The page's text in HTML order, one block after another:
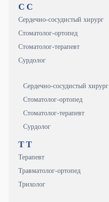
С С
Сердечно-сосудистый хирург
Стоматолог-ортопед
Стоматолог-терапевт
Сурдолог
Сердечно-сосудистый хирург
Стоматолог-ортопед
Стоматолог-терапевт
Сурдолог
Т Т
Терапевт
Травматолог-ортопед
Трихолог